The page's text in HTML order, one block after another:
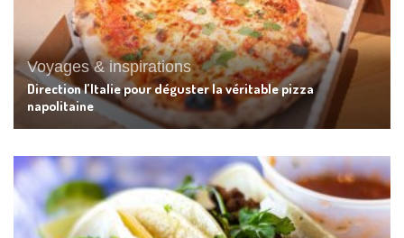
Voyages & inspirations
Direction l’Italie pour déguster la véritable pizza
napolitaine